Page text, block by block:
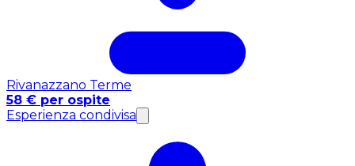
Rivanazzano Terme
58 € per ospite
Esperienza condivisa